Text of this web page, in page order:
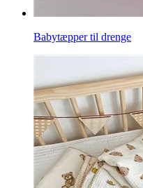
Babytæpper til drenge